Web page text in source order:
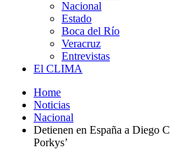
Nacional
Estado
Boca del Río
Veracruz
Entrevistas
El CLIMA
Home
Noticias
Nacional
Detienen en España a Diego
Porkys’